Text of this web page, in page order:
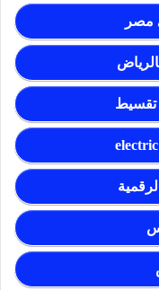
مصر
تقسيط